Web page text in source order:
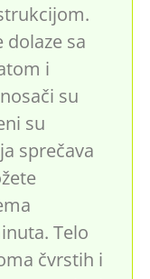
sa
i
su
su
sprečava
Telo
čvrstih i